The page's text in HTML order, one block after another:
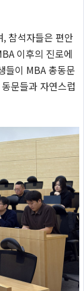
참석자들은 편안
이후의 진로에
들이 MBA 총동문
문들과 자연스럽